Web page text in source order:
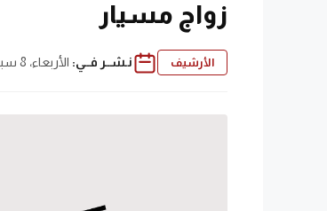
زواج مسيار
الأرشيف نـشــر فــي: الأربعاء، 8 سبتمبر 2021 | 2:45 م